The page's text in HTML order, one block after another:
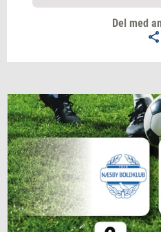
Navn
Jeg vil gerne modtage
relevante tilbud og
muligt at afmelde.
Del med